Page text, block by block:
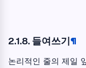
2.1.8. 들여쓰기¶
논리적인 줄의 제일